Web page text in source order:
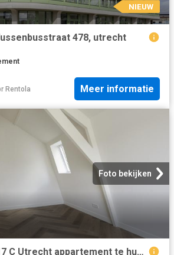
NIEUW
478, utrecht
Rentola Meer informatie
Foto bekijken
Schoutenstraat 17 C Utrecht appartement te huur bij VGW group